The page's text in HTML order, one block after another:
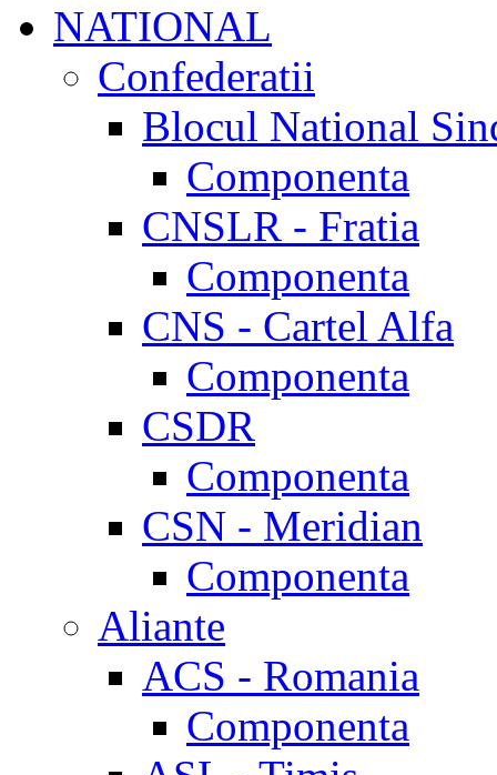
NATIONAL
Confederatii
Blocul National
Componenta
CNSLR - Fratia
Componenta
CNS - Cartel Alfa
Componenta
CSDR
Componenta
CSN - Meridian
Componenta
Aliante
ACS - Romania
Componenta